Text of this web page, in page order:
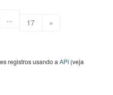
... 17 »
registros usando a API (veja